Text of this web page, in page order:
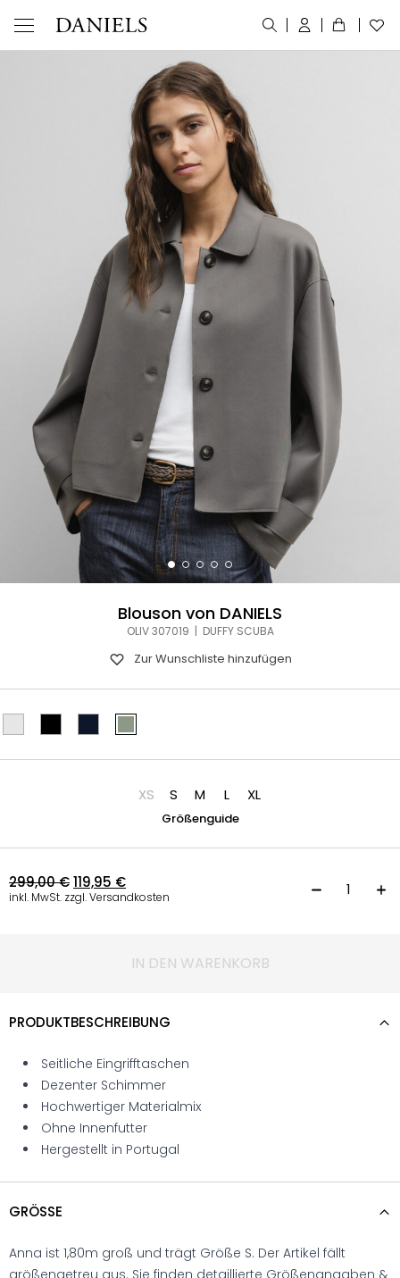
Blouson von DANIELS
OLIV 307019 | DUFFY SCUBA
Zur Wunschliste hinzufügen
XS S M L XL
Größenguide
299,00€119,95 €
inkl. MwSt. zzgl. Versandkosten
IN DEN WARENKORB
PRODUKTBESCHREIBUNG
Seitliche Eingrifftaschen
Dezenter Schimmer
Hochwertiger Materialmix
Ohne Innenfutter
Hergestellt in Portugal
GRÖSSE
Anna ist 1,80m groß und trägt Größe S. Der Artikel fällt